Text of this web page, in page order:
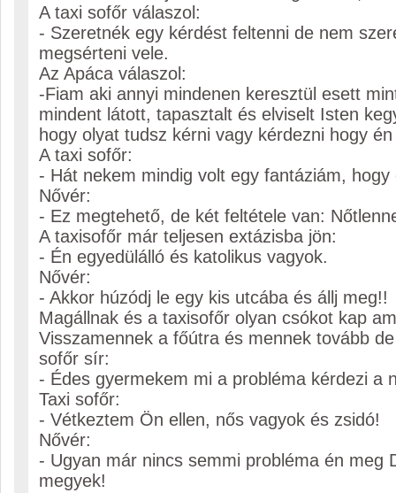
A taxi sofőr válaszol:
- Szeretnék egy kérdést feltenni de nem
megsérteni vele.
Az Apáca válaszol:
-Fiam aki annyi mindenen keresztül esett
mindent látott, tapasztalt és elviselt Isten
hogy olyat tudsz kérni vagy kérdezni hogy
A taxi sofőr:
- Hát nekem mindig volt egy fantáziám,
Nővér:
- Ez megtehető, de két feltétele van:
A taxisofőr már teljesen extázisba jön:
- Én egyedülálló és katolikus vagyok.
Nővér:
- Akkor húzódj le egy kis utcába és állj meg!!
Magállnak és a taxisofőr olyan csókot kap
Visszamennek a főútra és mennek tovább
sofőr sír:
- Édes gyermekem mi a probléma kérdezi a
Taxi sofőr:
- Vétkeztem Ön ellen, nős vagyok és zsidó!
Nővér:
- Ugyan már nincs semmi probléma én meg
megyek!